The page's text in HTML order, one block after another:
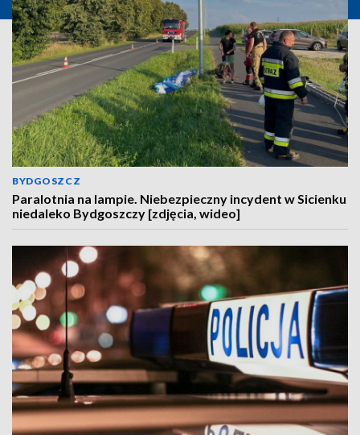
BYDGOSZCZ
Paralotnia na lampie. Niebezpieczny incydent w Sicienku
niedaleko Bydgoszczy [zdjęcia, wideo]